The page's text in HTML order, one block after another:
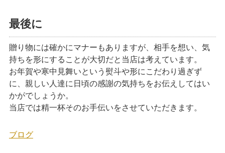
最後に
贈り物には確かにマナーもありますが、相手を想い、気
持ちを形にすることが大切だと当店は考えています。
お年賀や寒中見舞いという熨斗や形にこだわり過ぎず
に、親しい人達に日頃の感謝の気持ちをお伝えしてはい
かがでしょうか。
当店では精一杯そのお手伝いをさせていただきます。
ブログ